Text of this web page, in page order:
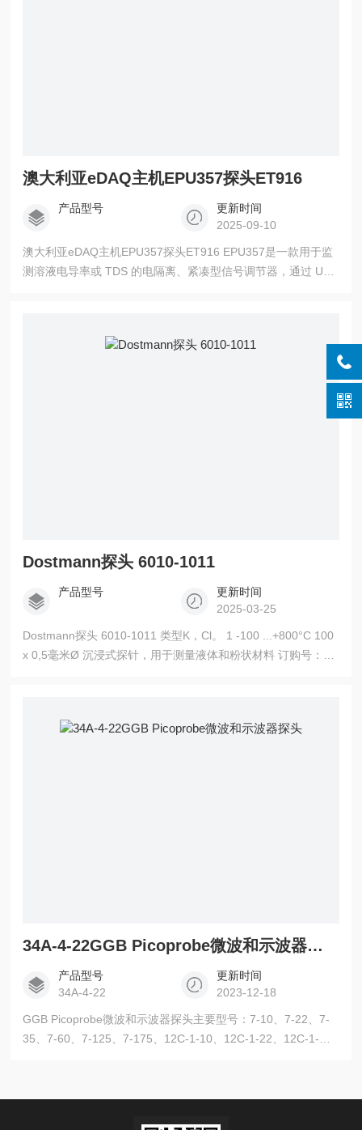
澳大利亚eDAQ主机EPU357探头ET916
产品型号
更新时间
2025-09-10
澳大利亚eDAQ主机EPU357探头ET916 EPU357是一款用于监
测溶液电导率或 TDS 的电隔离、紧凑型信号调节器，通过 USB
计用于连接 1/16 英寸（内径）管子，适合监测连续流动液体的
Dostmann探头 6010-1011
产品型号
更新时间
2025-03-25
Dostmann探头 6010-1011 类型K，Cl。 1 -100 ...+800°C 100
x 0,5毫米Ø 沉浸式探针，用于测量液体和粉状材料 订购号：
34A-4-22GGB Picoprobe微波和示波器探头
产品型号
34A-4-22
更新时间
2023-12-18
GGB Picoprobe微波和示波器探头主要型号：7-10、7-22、7-
35、7-60、7-125、7-175、12C-1-10、12C-1-22、12C-1-
35、12C-4-60、12C-4-125、34A-